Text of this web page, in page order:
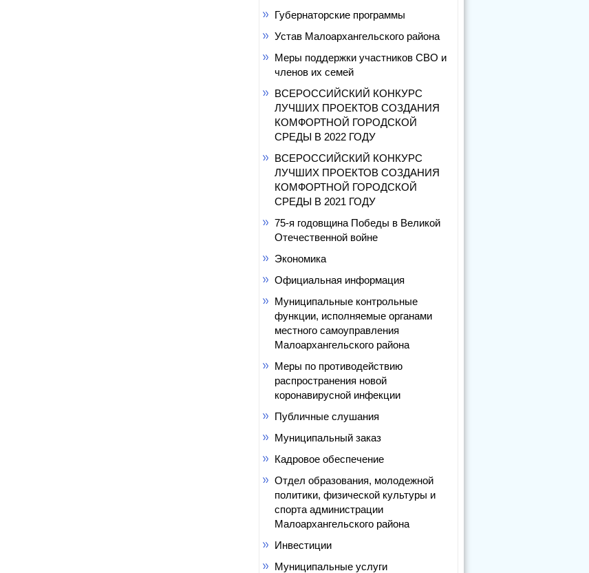
Губернаторские программы
Устав Малоархангельского района
Меры поддержки участников СВО и
членов их семей
ВСЕРОССИЙСКИЙ КОНКУРС
ЛУЧШИХ ПРОЕКТОВ СОЗДАНИЯ
КОМФОРТНОЙ ГОРОДСКОЙ
СРЕДЫ В 2022 ГОДУ
ВСЕРОССИЙСКИЙ КОНКУРС
ЛУЧШИХ ПРОЕКТОВ СОЗДАНИЯ
КОМФОРТНОЙ ГОРОДСКОЙ
СРЕДЫ В 2021 ГОДУ
75-я годовщина Победы в Великой
Отечественной войне
Экономика
Официальная информация
Муниципальные контрольные
функции, исполняемые органами
местного самоуправления
Малоархангельского района
Меры по противодействию
распространения новой
коронавирусной инфекции
Публичные слушания
Муниципальный заказ
Кадровое обеспечение
Отдел образования, молодежной
политики, физической культуры и
спорта администрации
Малоархангельского района
Инвестиции
Муниципальные услуги